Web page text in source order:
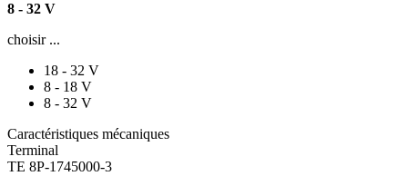
8 - 32 V
choisir ...
18 - 32 V
8 - 18 V
8 - 32 V
Caractéristiques mécaniques
Terminal
TE 8P-1745000-3